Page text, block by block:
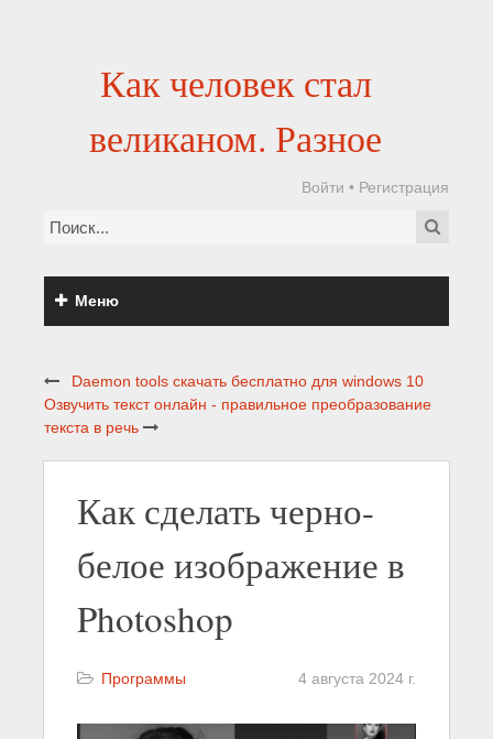
Как человек стал
великаном. Разное
Войти • Регистрация
Меню
Daemon tools скачать бесплатно для windows 10
Озвучить текст онлайн - правильное преобразование
текста в речь
Как сделать черно-
белое изображение в
Photoshop
Программы 4 августа 2024 г.